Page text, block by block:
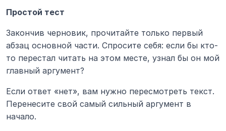
Простой тест
Закончив черновик, прочитайте только первый
абзац основной части. Спросите себя: если бы кто-
то перестал читать на этом месте, узнал бы он мой
главный аргумент?
Если ответ «нет», вам нужно пересмотреть текст.
Перенесите свой самый сильный аргумент в
начало.